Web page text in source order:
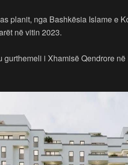
planit, nga Bashkësia Islame e
në vitin 2023.
gurthemeli i Xhamisë Qendrore